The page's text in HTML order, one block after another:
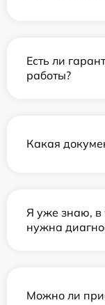
Есть ли
работы?
Какая
Я уже знаю, в
нужна
Можно ли